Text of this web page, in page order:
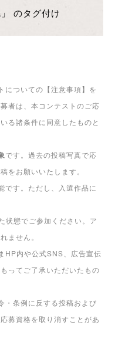
のタグ付け
についての【注意事項】を
者は、本コンテストのご応
る諸条件に同意したものと
です。過去の投稿写真で応
をお願いいたします。
です。ただし、入選作品に
状態でご参加ください。ア
ません。
HP内や公式SNS、広告宣伝
ってご了承いただいたもの
・条例に反する投稿および
募資格を取り消すことがあ